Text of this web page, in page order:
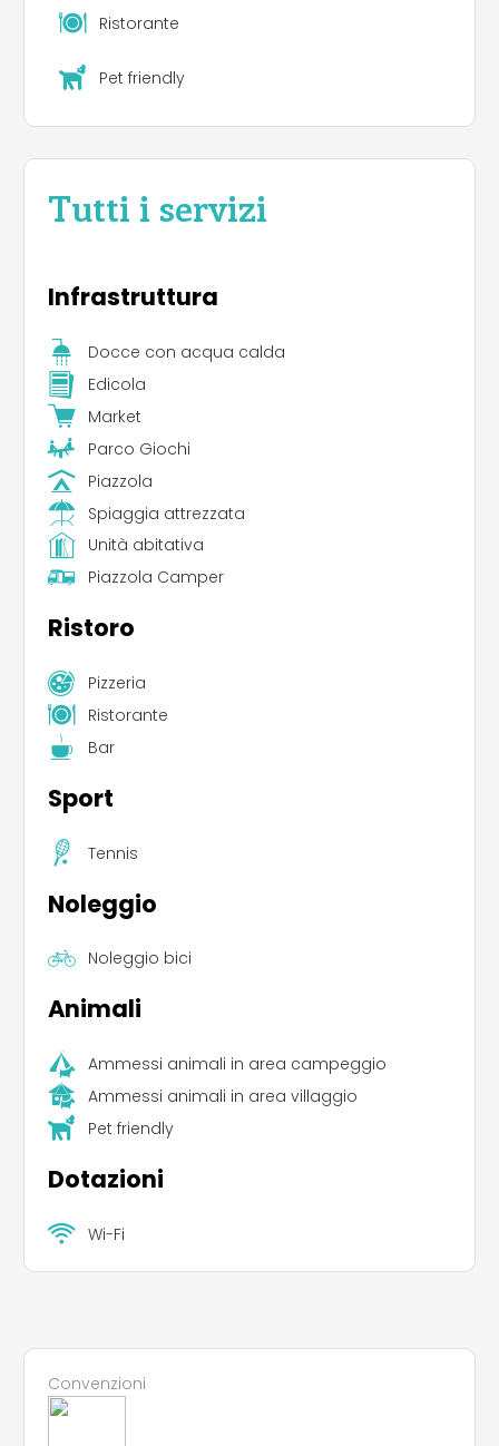
Ristorante
Pet friendly
Tutti i servizi
Infrastruttura
Docce con acqua calda
Edicola
Market
Parco Giochi
Piazzola
Spiaggia attrezzata
Unità abitativa
Piazzola Camper
Ristoro
Pizzeria
Ristorante
Bar
Sport
Tennis
Noleggio
Noleggio bici
Animali
Ammessi animali in area campeggio
Ammessi animali in area villaggio
Pet friendly
Dotazioni
Wi-Fi
Convenzioni
Leaflet |©Koobcamp S.r.l.